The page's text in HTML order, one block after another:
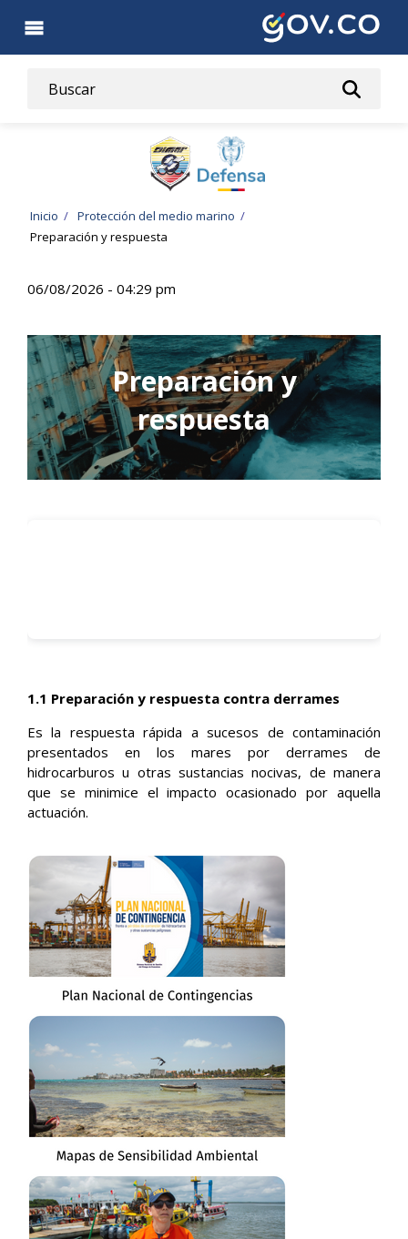
contenido
Ruta
navegación
Inicio
Protección del medio marino
Preparación y respuesta
06/08/2026 - 04:29 pm
Preparación y
respuesta
1.1 Preparación y respuesta contra derrames
Es la respuesta rápida a sucesos de contaminación
presentados en los mares por derrames de
hidrocarburos u otras sustancias nocivas, de manera
que se minimice el impacto ocasionado por aquella
actuación.